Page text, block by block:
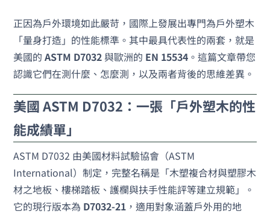
正因為戶外環境如此嚴苛，國際上發展出專門為戶外塑木
「量身打造」的性能標準。其中最具代表性的兩套，就是
美國的ASTM D7032與歐洲的 EN 15534 。這篇文章帶您
認識它們在測什麼、怎麼測，以及兩者背後的思維差異。
美國 ASTM D7032：一張「戶外塑木的性
能成績單」
ASTM D7032 由美國材料試驗協會（ASTM
International）制定，完整名稱是「木塑複合材與塑膠木
材之地板、樓梯踏板、護欄與扶手性能評等建立規範」。
它的現行版本為 D7032-21 ，適用對象涵蓋戶外用的地